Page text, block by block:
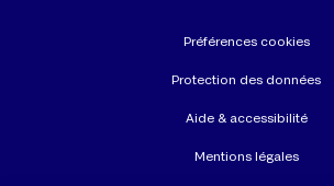
Préférences cookies
Protection des données
Aide & accessibilité
Mentions légales